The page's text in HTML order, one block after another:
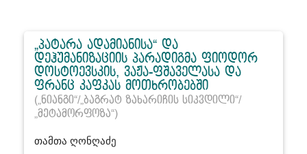
„პატარა ადამიანისა“ და
დეჰუმანიზაციის პარადიგმა ფიოდორ
დოსტოევსკის, ვაჟა-ფშაველასა და
ფრანც კაფკას მოთხრობებში
(„ნიანგი“/„ბაგრატ ზახარიჩის სიკვდილი“/
„მეტამორფოზა“)
თამთა ღონღაძე